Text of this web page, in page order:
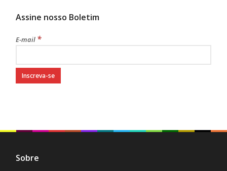
Assine nosso Boletim
E-mail *
Sobre